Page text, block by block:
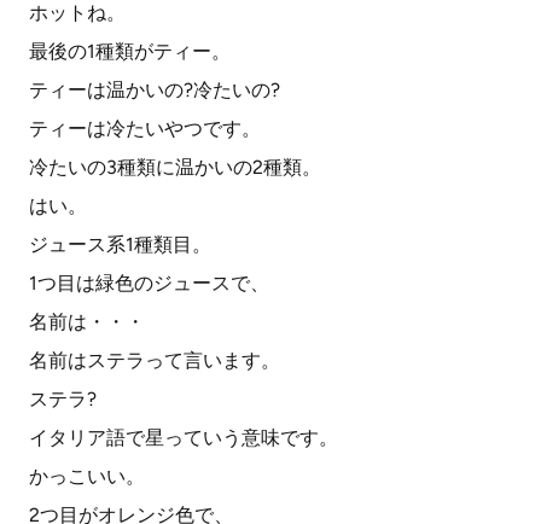
ホットね。
最後の1種類がティー。
ティーは温かいの?冷たいの?
ティーは冷たいやつです。
冷たいの3種類に温かいの2種類。
はい。
ジュース系1種類目。
1つ目は緑色のジュースで、
名前は・・・
名前はステラって言います。
ステラ?
イタリア語で星っていう意味です。
かっこいい。
2つ目がオレンジ色で、